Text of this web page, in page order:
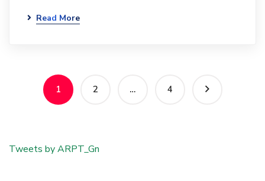
Read More
1 2 … 4
Tweets by ARPT_Gn